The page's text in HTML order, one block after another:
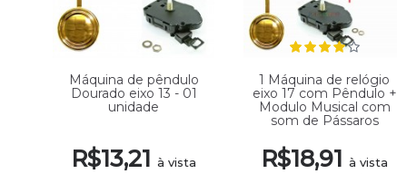
Máquina de pêndulo
Dourado eixo 13 - 01
unidade
R$13,21 à vista
1 Máquina de relógio
eixo 17 com Pêndulo +
Modulo Musical com
som de Pássaros
R$18,91 à vista